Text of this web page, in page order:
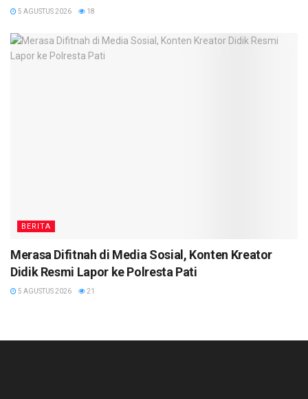
5 AGUSTUS 2026 18
BERITA
Merasa Difitnah di Media Sosial, Konten Kreator
Didik Resmi Lapor ke Polresta Pati
5 AGUSTUS 2026 21